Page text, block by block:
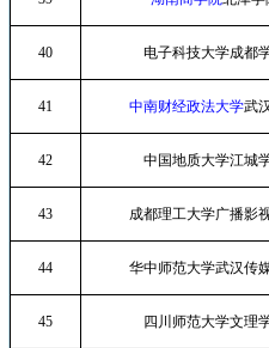
40 电子科技大学成都
41 中南财经政法大学武
42 中国地质大学江城
43 成都理工大学广播影
44 华中师范大学武汉传
45 四川师范大学文理